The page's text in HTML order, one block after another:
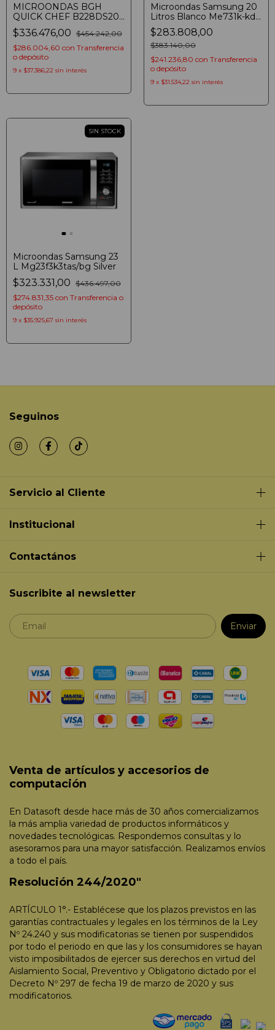
MICROONDAS BGH
QUICK CHEF B228DS20
28L DIGITAL GRILL
900W PLATEADO
$336.476,00 $454.242,00
$286.004,60 con Transferencia
o depósito
9 x $37.386,22 sin interés
Microondas Samsung 20
Litros Blanco Me731k-kd
Interior Ceramico 800w
$283.808,00
$383.140,00
$241.236,80 con Transferencia
o depósito
9 x $31.534,22 sin interés
SIN STOCK
Microondas Samsung 23
L Mg23f3k3tas/bg Silver
$323.331,00 $436.497,00
$274.831,35 con Transferencia o
depósito
9 x $35.925,67 sin interés
Seguinos
Servicio al Cliente
Institucional
Contactános
Suscribite al newsletter
Venta de artículos y accesorios de
computación
En Datasoft desde hace más de 30 años comercializamos
la más amplia variedad de productos informáticos y
novedades tecnológicas. Respondemos consultas y lo
asesoramos para una mayor satisfacción. Realizamos envíos
a todo el país.
Resolución 244/2020"
ARTÍCULO 1°.- Establécese que los plazos previstos en las
garantías contractuales y legales en los términos de la Ley
Nº 24.240 y sus modificatorias se tienen por suspendidos
por todo el periodo en que las y los consumidores se hayan
visto imposibilitados de ejercer sus derechos en virtud del
Aislamiento Social, Preventivo y Obligatorio dictado por el
Decreto Nº 297 de fecha 19 de marzo de 2020 y sus
modificatorios.